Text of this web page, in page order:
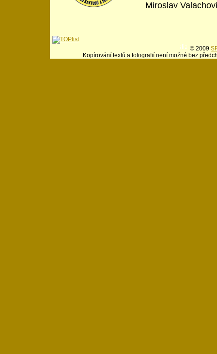
Miroslav
© 2009
Kopírování textů a fotografií není možné bez